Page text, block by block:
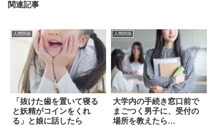
関連記事
人間関係
「抜けた歯を置いて寝る
と妖精がコインをくれ
る」と娘に話したら
人間関係
大学内の手続き窓口前で
まごつく男子に、受付の
場所を教えたら…